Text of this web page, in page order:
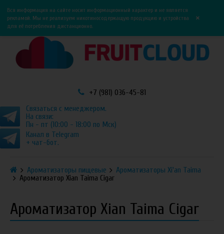
0
Вся информация на сайте носит информационный характер и не является
рекламой. Мы не реализуем никотиносодержащую продукцию и устройства
для её потребления дистанционно.
×
+7 (981) 036-45-81
Связаться с менеджером.
На связи:
Пн - пт (10:00 - 18:00 по Мск)
Канал в Telegram
+ чат-бот.
Ароматизаторы пищевые
Ароматизаторы Xi'an Taima
Ароматизатор Xian Taima Cigar
Ароматизатор Xian Taima Cigar